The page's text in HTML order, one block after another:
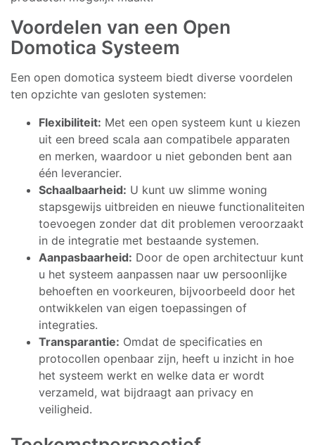
Voordelen van een Open
Domotica Systeem
Een open domotica systeem biedt diverse voordelen
ten opzichte van gesloten systemen:
Flexibiliteit: Met een open systeem kunt u kiezen
uit een breed scala aan compatibele apparaten
en merken, waardoor u niet gebonden bent aan
één leverancier.
Schaalbaarheid: U kunt uw slimme woning
stapsgewijs uitbreiden en nieuwe functionaliteiten
toevoegen zonder dat dit problemen veroorzaakt
in de integratie met bestaande systemen.
Aanpasbaarheid: Door de open architectuur kunt
u het systeem aanpassen naar uw persoonlijke
behoeften en voorkeuren, bijvoorbeeld door het
ontwikkelen van eigen toepassingen of
integraties.
Transparantie: Omdat de specificaties en
protocollen openbaar zijn, heeft u inzicht in hoe
het systeem werkt en welke data er wordt
verzameld, wat bijdraagt aan privacy en
veiligheid.